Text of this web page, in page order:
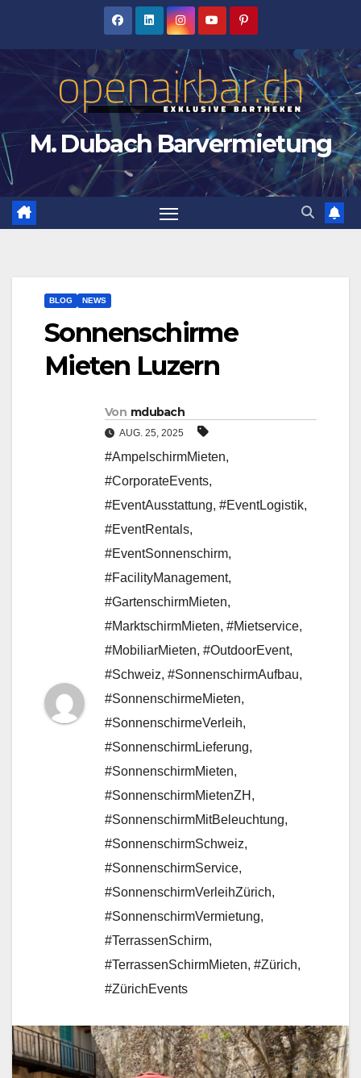
M. Dubach Barvermietung
BLOG NEWS
Sonnenschirme
Mieten Luzern
Von mdubach
AUG. 25, 2025
#AmpelschirmMieten,
#CorporateEvents,
#EventAusstattung, #EventLogistik,
#EventRentals,
#EventSonnenschirm,
#FacilityManagement,
#GartenschirmMieten,
#MarktschirmMieten, #Mietservice,
#MobiliarMieten, #OutdoorEvent,
#Schweiz, #SonnenschirmAufbau,
#SonnenschirmeMieten,
#SonnenschirmeVerleih,
#SonnenschirmLieferung,
#SonnenschirmMieten,
#SonnenschirmMietenZH ,
#SonnenschirmMitBeleuchtung,
#SonnenschirmSchweiz,
#SonnenschirmService,
#SonnenschirmVerleihZürich,
#SonnenschirmVermietung,
#TerrassenSchirm,
#TerrassenSchirmMieten, #Zürich,
#ZürichEvents